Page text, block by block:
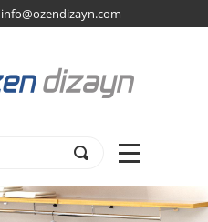
info@ozendizayn.com